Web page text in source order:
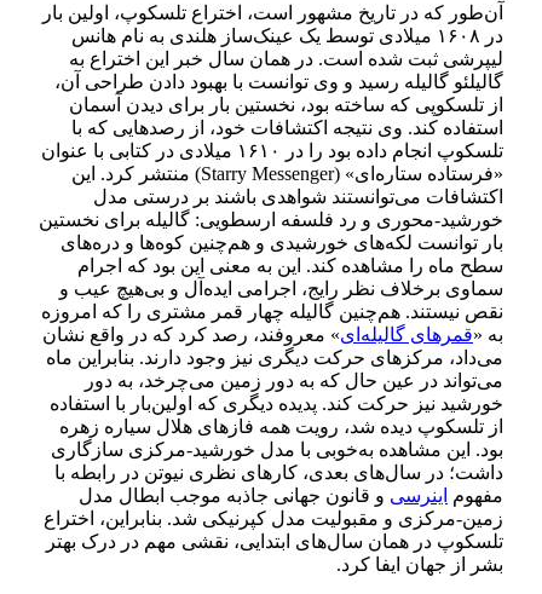
آن‌طور که در تاریخ مشهور است، اختراع تلسکوپ، اولین بار
در ۱۶۰۸ میلادی توسط یک عینک‌ساز هلندی به نام هانس
لیپرشی ثبت شده است. در همان سال خبر این اختراع به
گالیلئو گالیله رسید و وی توانست با بهبود دادن طراحی آن،
از تلسکوپی که ساخته بود، نخستین بار برای دیدن آسمان
استفاده کند. وی نتیجه اکتشافات خود، از رصدها‌یی که با
تلسکوپ انجام داده بود را در ۱۶۱۰ میلادی در کتابی با عنوان
«فرستاده ستاره‌ای» (Starry Messenger) منتشر کرد. این
اکتشافات می‌توانستند شواهدی باشند بر درستی مدل
خورشید-محوری و رد فلسفه ارسطویی: گالیله برای نخستین
بار توانست لکه‌های خورشیدی و هم‌چنین کوه‌ها و دره‌های
سطح ماه را مشاهده کند. این به معنی این بود که اجرام
سماوی برخلاف نظر رایج، اجرامی ایده‌آل و بی‌هیچ عیب و
نقص نیستند. هم‌چنین گالیله چهار قمر مشتری را که امروزه
به «قمرهای گالیله‌ای» معروفند، رصد کرد که در واقع نشان
می‌داد، مرکزهای حرکت دیگری نیز وجود دارند. بنابراین ماه
می‌تواند در عین حال که به دور زمین می‌چرخد، به دور
خورشید نیز حرکت کند. پدیده دیگری که اولین‌بار با استفاده
از تلسکوپ دیده شد، رویت همه فازهای هلال سیاره زهره
بود. این مشاهده به‌خوبی با مدل خورشید-مرکزی سازگاری
داشت؛ در سال‌های بعدی، کارهای نظری نیوتن در رابطه با
مفهوم اینرسی و قانون جهانی جاذبه موجب ابطال مدل
زمین-مرکزی و مقبولیت مدل کپرنیکی شد. بنابراین، اختراع
تلسکوپ در همان سال‌های ابتدایی، نقشی مهم در درک بهتر
بشر از جهان ایفا کرد.